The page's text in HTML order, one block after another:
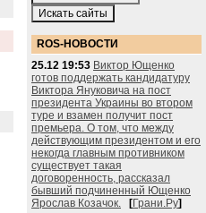
ROS-НОВОСТИ
25.12 19:53 Виктор Ющенко
готов поддержать кандидатуру
Виктора Януковича на пост
президента Украины во втором
туре и взамен получит пост
премьера. О том, что между
действующим президентом и его
некогда главным противником
существует такая
договоренность, рассказал
бывший подчиненный Ющенко
Ярослав Козачок.
[Грани.Ру]